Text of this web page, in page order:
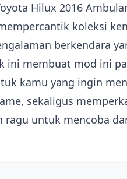
Hilux 2016
koleksi
berkendara
ini membuat mod ini
kamu yang ingin
sekaligus
ragu untuk mencoba